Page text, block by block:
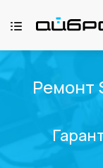
Ремонт